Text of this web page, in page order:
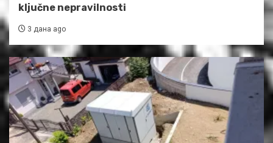
ključne nepravilnosti
3 дана ago